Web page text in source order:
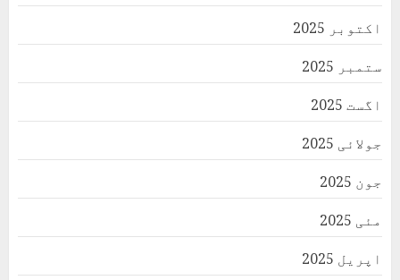
اکتوبر 2025
ستمبر 2025
اگست 2025
جولائی 2025
جون 2025
مئی 2025
اپریل 2025